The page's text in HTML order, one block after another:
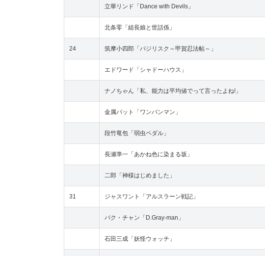
立華リンド「Dance with Devils」
北条零「組長娘と世話係」
24 筑摩小四郎「バジリスク～甲賀忍法帖～」
エドワード「シャドーハウス」
ナノちゃん「私、能力は平均値でって言ったよね!」
金属バット「ワンパンマン」
段竹竜包「弱虫ペダル」
長瀬準一「あかね色に染まる坂」
二郎「神様はじめました」
31 ジャスワント「アルスラーン戦記」
バク・チャン「D.Gray-man」
石田三成「妖怪ウォッチ」